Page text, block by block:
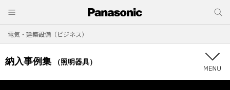
電気・建築設備（ビジネス）
納入事例集 （照明器具）